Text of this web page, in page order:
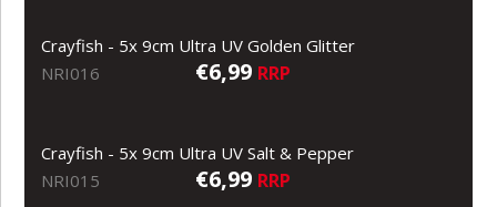
Crayfish - 5x 9cm Ultra UV Golden Glitter
NRI016
€6,99 RRP
Crayfish - 5x 9cm Ultra UV Salt & Pepper
NRI015
€6,99 RRP